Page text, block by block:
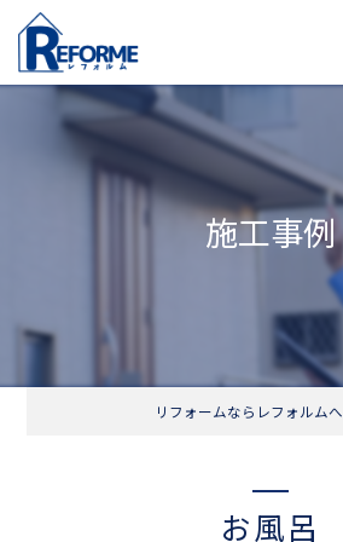
施工事例
リフォームならレフォルムへ
お風呂